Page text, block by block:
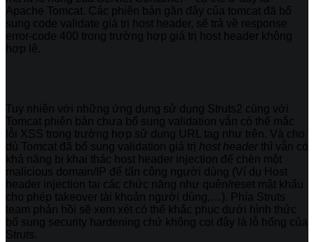
Apache Tomcat. Các phiên bản gần đây của tomcat đã bổ
sung code validate giá trị host header, sẽ trả về response
error-code 400 trong trường hợp giá trị host header không
hợp lệ.
Tuy nhiên với những ứng dụng sử dụng Struts2 cùng với
Tomcat phiên bản chưa bổ sung validation vẫn có thể mắc
lỗi XSS trong trường hợp sử dụng URL tag như trên. Và cho
dù Tomcat đã bổ sung validation giá trị host header thì vẫn có
khả năng bị khai thác host header injection để chèn một
malicious domain/IP để tấn công người dùng (Ví dụ Host
header injection tại các chức năng như quên/reset mật khẩu
cho phép takeover tài khoản người dùng,…). Phía Struts
team phản hồi sẽ xem xét có thể khắc phục dưới hình thức
bổ sung security hardening chứ không coi đây là lỗ hổng của
Struts.